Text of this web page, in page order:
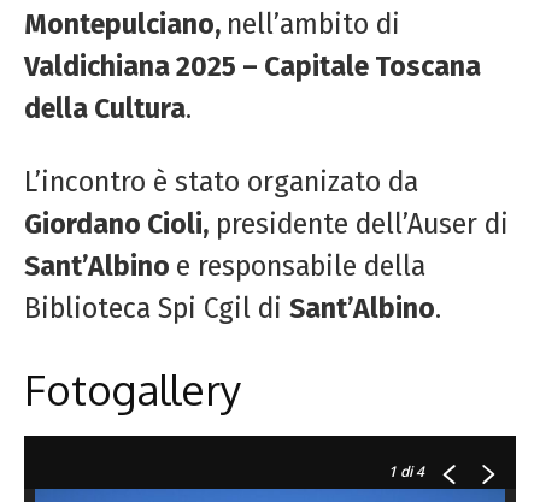
Montepulciano, nell’ambito di
Valdichiana 2025 – Capitale Toscana
della Cultura.
L’incontro è stato organizato da
Giordano Cioli, presidente dell’Auser di
Sant’Albino e responsabile della
Biblioteca Spi Cgil di Sant’Albino.
Fotogallery
1 di 4